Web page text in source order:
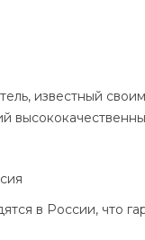
известный
в России, что